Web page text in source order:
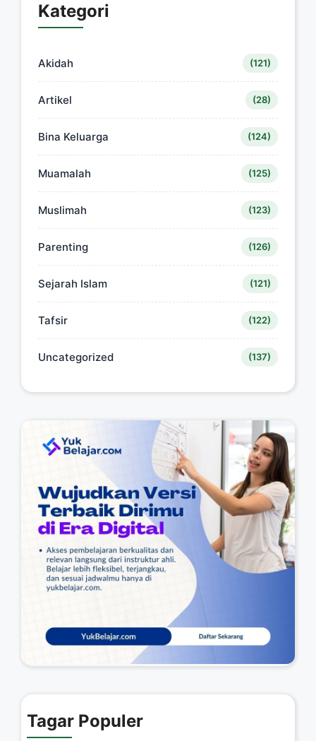
Kategori
Akidah (121)
Artikel (28)
Bina Keluarga (124)
Muamalah (125)
Muslimah (123)
Parenting (126)
Sejarah Islam (121)
Tafsir (122)
Uncategorized (137)
Tagar Populer